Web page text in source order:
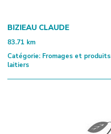
BIZIEAU CLAUDE
83.71 km
Catégorie: Fromages et produits
laitiers